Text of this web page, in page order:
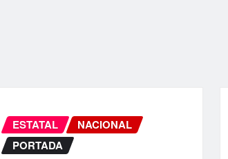
ESTATAL
NACIONAL
PORTADA